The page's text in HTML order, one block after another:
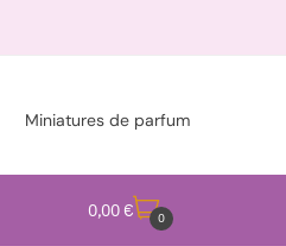
Miniatures de parfum
0,00 € 0